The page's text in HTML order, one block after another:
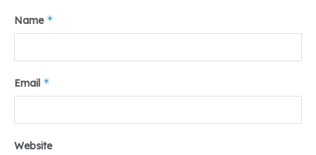
Name *
Email *
Website